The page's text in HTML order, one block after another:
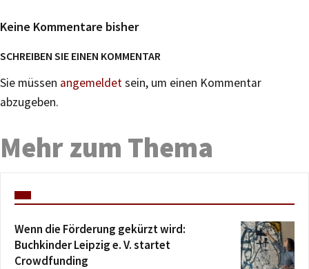
Keine Kommentare bisher
SCHREIBEN SIE EINEN KOMMENTAR
Sie müssen angemeldetsein, um einen Kommentar
abzugeben.
Mehr zum Thema
Wenn die Förderung gekürzt wird:
Buchkinder Leipzig e. V. startet
Crowdfunding